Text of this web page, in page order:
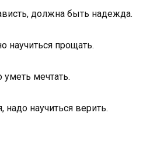
должна быть надежда.
научиться прощать.
уметь мечтать.
надо научиться верить.